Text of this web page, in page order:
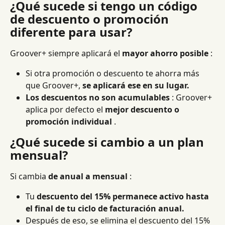
¿Qué sucede si tengo un código
de descuento o promoción
diferente para usar?
Groover+ siempre aplicará el mayor ahorro posible :
Si otra promoción o descuento te ahorra más
que Groover+, se aplicará ese en su lugar.
Los descuentos no son acumulables : Groover+
aplica por defecto el mejor descuento o
promoción individual .
¿Qué sucede si cambio a un plan
mensual?
Si cambia de anual a mensual :
Tu descuento del 15% permanece activo hasta
el final de tu ciclo de facturación anual.
Después de eso, se elimina el descuento del 15%